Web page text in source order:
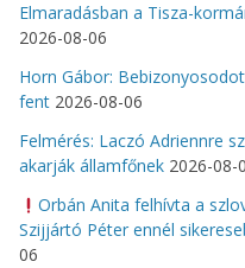
Elmaradásban a Tisza-
2026-08-06
Horn Gábor:
fent 2026-08-06
Felmérés: Laczó Adriennre
akarják államfőnek 2026-08-
Orbán Anita felhívta a
Szijjártó Péter ennél
06